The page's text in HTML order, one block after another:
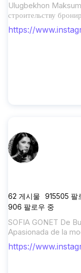
Ulugbekhon
строительству
https://
62 게시물 915505 팔
906 팔로우 중
SOFIA GONET De
Apasionada de la
+1M: @sofiagonet 💌
https://